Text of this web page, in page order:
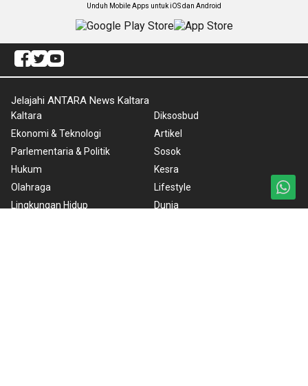
Unduh Mobile Apps untuk iOS dan Android
Jelajahi ANTARA News Kaltara
Kaltara
Ekonomi & Teknologi
Parlementaria & Politik
Hukum
Olahraga
Lingkungan Hidup
Diksosbud
Artikel
Sosok
Kesra
Lifestyle
Dunia